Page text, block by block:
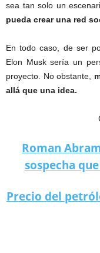
sea tan solo un
pueda crear una red
En todo caso, de ser
Elon Musk sería un
proyecto. No obstante,
allá que una idea.
Roman
sospecha
Precio del